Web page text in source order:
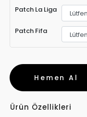
Patch La Liga
Patch Fifa
Hemen Al
Ürün Özellikleri